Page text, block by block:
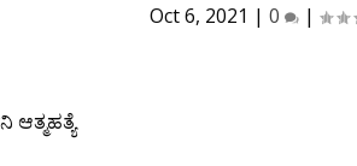
Oct 6, 2021 |0 |